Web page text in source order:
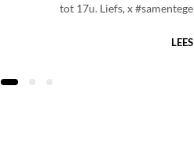
tot 17u. Liefs, x